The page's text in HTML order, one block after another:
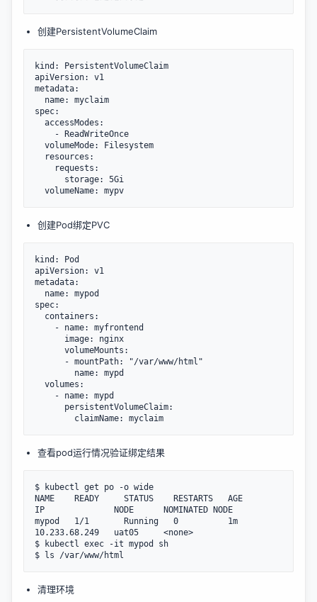
创建PersistentVolumeClaim
kind: PersistentVolumeClaim
apiVersion: v1
metadata:
spec:
创建Pod绑定PVC
kind: Pod
apiVersion: v1
metadata:
spec:
查看pod运行情况验证绑定结果
$ kubectl get po -o wide
NAME    READY     STATUS    RESTARTS   AGE
IP              NODE      NOMINATED NODE
mypod   1/1       Running   0          1m
10.233.68.249   uat05     <none>
$ kubectl exec -it mypod sh
清理环境